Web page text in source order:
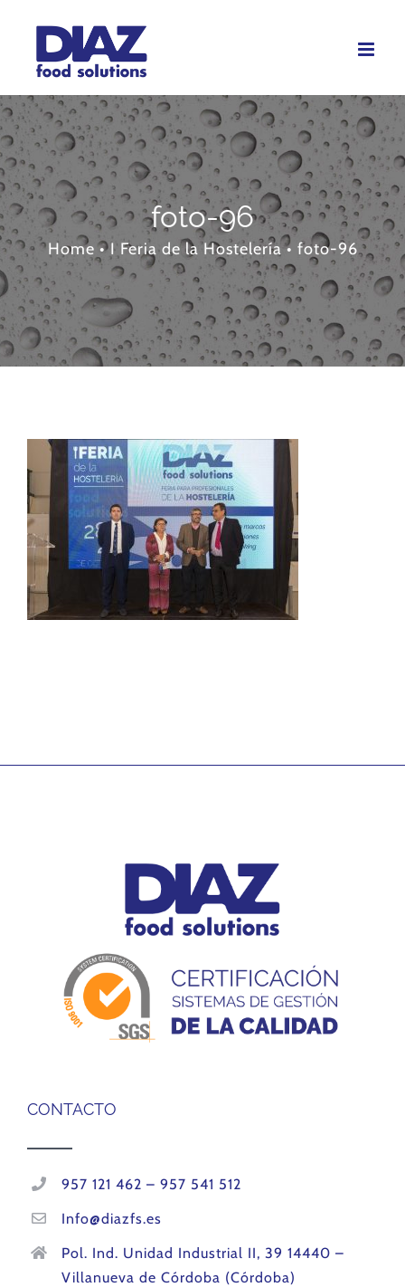
content
foto-96
Home • I Feria de la Hostelería • foto-96
CONTACTO
957 121 462 – 957 541 512
Info@diazfs.es
Pol. Ind. Unidad Industrial II, 39 14440 –
Villanueva de Córdoba (Córdoba)